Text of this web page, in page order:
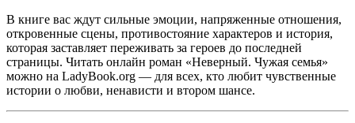
В книге вас ждут сильные эмоции, напряженные отношения,
откровенные сцены, противостояние характеров и история,
которая заставляет переживать за героев до последней
страницы. Читать онлайн роман «Неверный. Чужая семья»
можно на LadyBook.org — для всех, кто любит чувственные
истории о любви, ненависти и втором шансе.